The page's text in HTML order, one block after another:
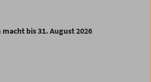
bis 31. August 2026